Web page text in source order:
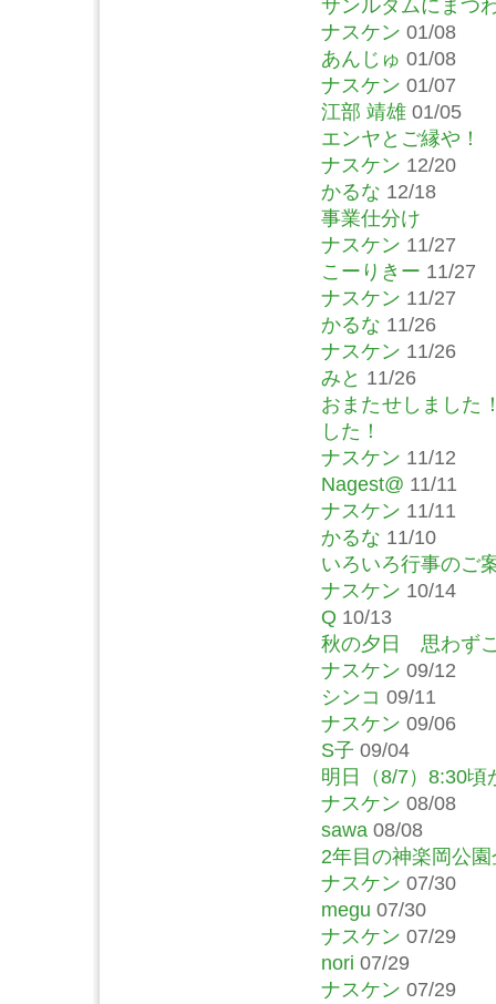
サンルダムにまつ
ナスケン 01/08
あんじゅ 01/08
ナスケン 01/07
江部 靖雄 01/05
エンヤとご縁や！
ナスケン 12/20
かるな 12/18
事業仕分け
ナスケン 11/27
こーりきー 11/27
ナスケン 11/27
かるな 11/26
ナスケン 11/26
みと 11/26
おまたせしました
した！
ナスケン 11/12
Nagest@ 11/11
ナスケン 11/11
かるな 11/10
いろいろ行事のご
ナスケン 10/14
Q 10/13
秋の夕日 思わず
ナスケン 09/12
シンコ 09/11
ナスケン 09/06
S子 09/04
明日（8/7）8:30頃
ナスケン 08/08
sawa 08/08
2年目の神楽岡公
ナスケン 07/30
megu 07/30
ナスケン 07/29
nori 07/29
ナスケン 07/29